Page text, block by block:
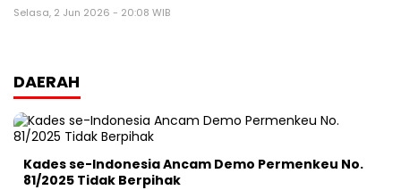
Selasa, 2 Jun 2026 - 20:08 WIB
DAERAH
Kades se-Indonesia Ancam Demo Permenkeu No.
81/2025 Tidak Berpihak